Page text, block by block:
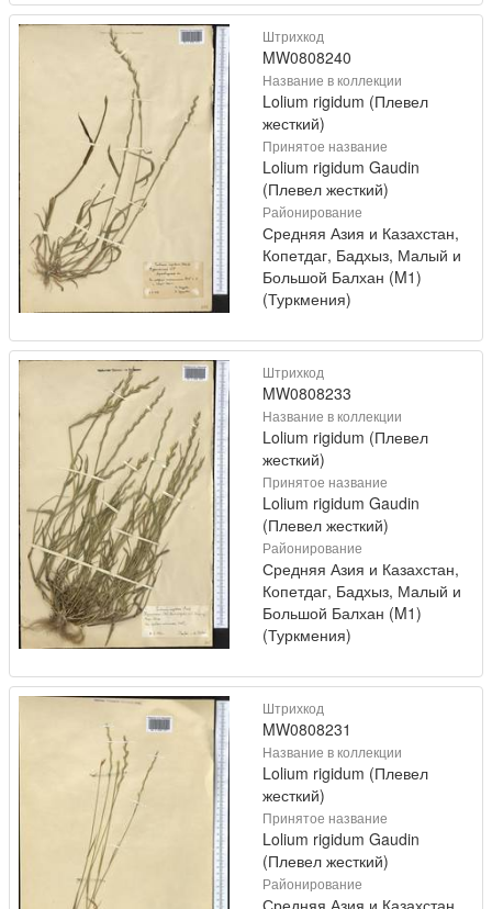
Штрихкод
MW0808240
Название в коллекции
Lolium rigidum (Плевел
жесткий)
Принятое название
Lolium rigidum Gaudin
(Плевел жесткий)
Районирование
Средняя Азия и Казахстан,
Копетдаг, Бадхыз, Малый и
Большой Балхан (M1)
(Туркмения)
Штрихкод
MW0808233
Название в коллекции
Lolium rigidum (Плевел
жесткий)
Принятое название
Lolium rigidum Gaudin
(Плевел жесткий)
Районирование
Средняя Азия и Казахстан,
Копетдаг, Бадхыз, Малый и
Большой Балхан (M1)
(Туркмения)
Штрихкод
MW0808231
Название в коллекции
Lolium rigidum (Плевел
жесткий)
Принятое название
Lolium rigidum Gaudin
(Плевел жесткий)
Районирование